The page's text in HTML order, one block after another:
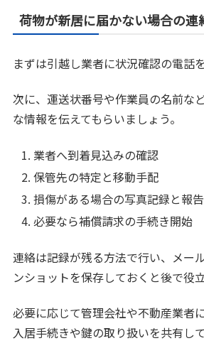
荷物が新居に届かない場合の連
まずは引越し業者に状況確認の電話
次に、運送状番号や作業員の名前な
な情報を伝えてもらいましょう。
業者へ到着見込みの確認
保管先の特定と移動手配
損傷がある場合の写真記録と報告
必要なら補償請求の手続き開始
連絡は記録が残る方法で行い、メー
ンショットを保存しておくと後で役立
必要に応じて管理会社や不動産業者
入居手続きや鍵の取り扱いを共有し